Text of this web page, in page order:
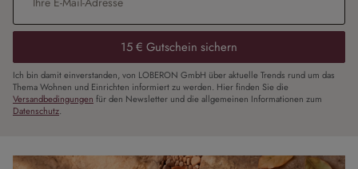
15 € Gutschein sichern
Ich bin damit einverstanden, von LOBERON GmbH über aktuelle Trends rund um das
Thema Wohnen und Einrichten informiert zu werden. Hier finden Sie die
Versandbedingungen für den Newsletter und die allgemeinen Informationen zum
Datenschutz.